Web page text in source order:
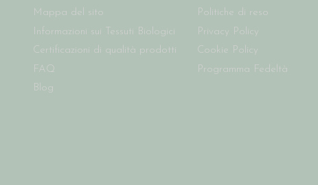
Mappa del sito
Informazioni sui Tessuti Biologici
Certificazioni di qualità prodotti
FAQ
Blog
Politiche di reso
Privacy Policy
Cookie Policy
Programma Fedeltà